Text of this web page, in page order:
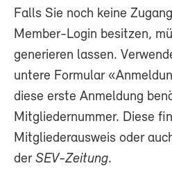
Falls Sie noch keine
Member-Login besitzen,
generieren lassen.
untere Formular
diese erste Anmeldung
Mitgliedernummer. Diese
Mitgliederausweis oder
der SEV-Zeitung.